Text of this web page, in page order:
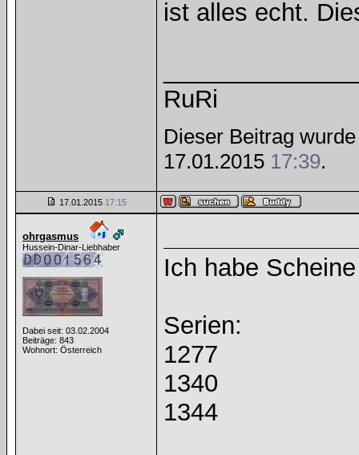
ist alles echt.
RuRi
Dieser Beitrag
17.01.2015 17:39.
17.01.2015 17:15
ohrgasmus
Hussein-Dinar-Liebhaber
Dabei seit: 03.02.2004
Beiträge: 843
Wohnort: Österreich
Ich habe
Serien:
1277
1340
1344